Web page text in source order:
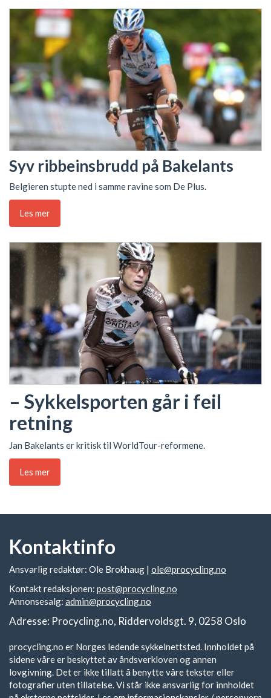
Syv ribbeinsbrudd på Bakelants
Belgieren stupte ned i samme ravine som De Plus.
Les mer
– Sykkelsporten går i feil
retning
Jan Bakelants er kritisk til WorldTour-reformene.
Les mer
Kontaktinfo
Ansvarlig redaktør: Ole Brokhaug | ole@procycling.no
Kontakt redaksjonen: post@procycling.no
Annonsesalg: admin@procycling.no
Adresse: Procycling.no, Riddervoldsgt. 9, 0258 Oslo
procycling.no er Norges ledende sykkelnettsted. Innholdet på
sidene våre er beskyttet av åndsverkloven og annen
lovgivning. Det er ikke tillatt å benytte våre tekster eller
fotografier uten tillatelse. Vi står ikke ansvarlig for innholdet